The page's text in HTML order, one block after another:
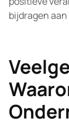
bijdragen